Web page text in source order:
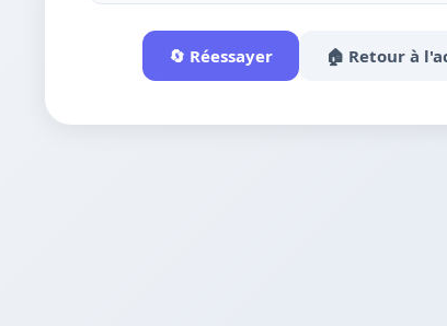
🔄 Réessayer 🏠 Retour à